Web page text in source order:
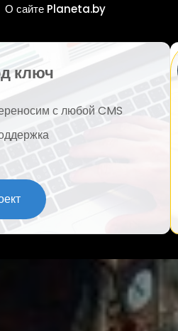
О сайте Planeta.by
ключ
с любой CMS